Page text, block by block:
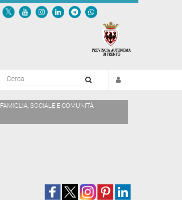
FAMIGLIA, SOCIALE E COMUNITÀ